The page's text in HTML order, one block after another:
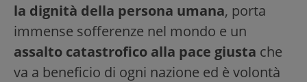
la dignità della persona umana, porta
immense sofferenze nel mondo e un
assalto catastrofico alla pace giusta che
va a beneficio di ogni nazione ed è volontà